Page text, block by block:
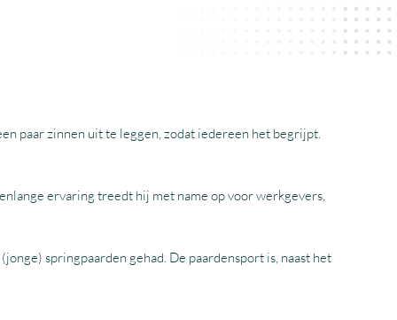
paar zinnen uit te leggen, zodat iedereen het begrijpt.
ervaring treedt hij met name op voor werkgevers,
springpaarden gehad. De paardensport is, naast het